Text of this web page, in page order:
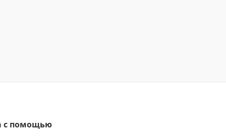
с помощью